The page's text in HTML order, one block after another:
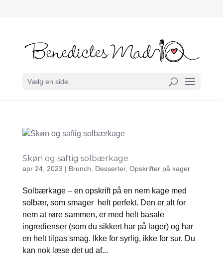
Vælg en side
Skøn og saftig solbærkage
apr 24, 2023 | Brunch Desserter, Opskrifter på kager
Solbærkage – en opskrift på en nem kage med
solbær, som smager helt perfekt. Den er alt for
nem at røre sammen, er med helt basale
ingredienser (som du sikkert har på lager) og har
en helt tilpas smag. Ikke for syrlig, ikke for sur. Du
kan nok læse det ud af...